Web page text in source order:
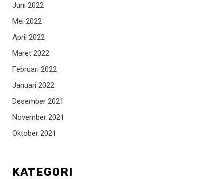
Juni 2022
Mei 2022
April 2022
Maret 2022
Februari 2022
Januari 2022
Desember 2021
November 2021
Oktober 2021
KATEGORI